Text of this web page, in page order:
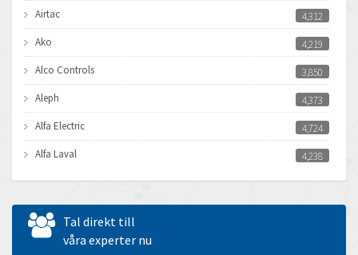
Airtac
4,312
Ako
4,219
Alco Controls
3,850
Aleph
4,373
Alfa Electric
4,724
Alfa Laval
4,238
Allen Bradley
3,095
Allen West
Amperite
Tal direkt till
våra experter nu